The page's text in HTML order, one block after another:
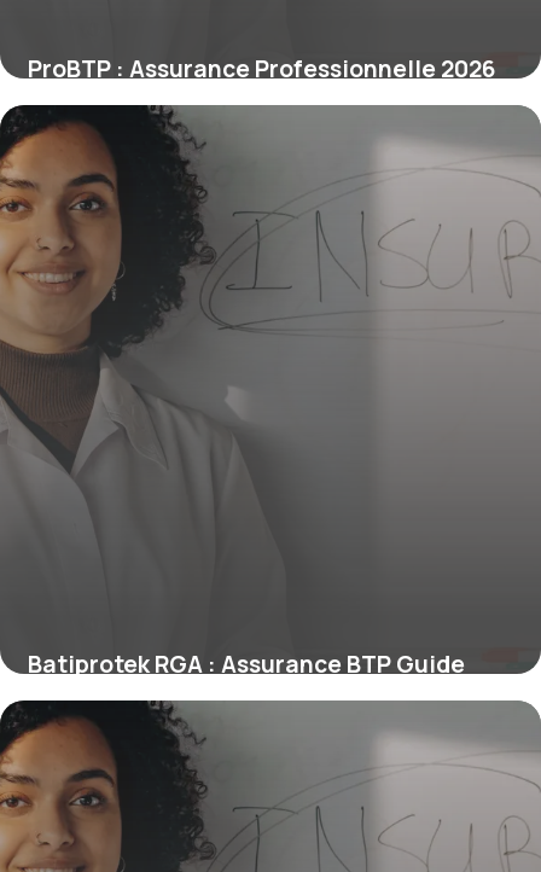
ProBTP : Assurance Professionnelle 2026
16 juin 2026
Batiprotek RGA : Assurance BTP Guide
2026
14 juin 2026